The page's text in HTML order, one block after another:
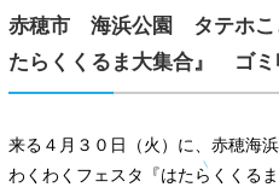
赤穂市 海浜公園 タテホこ
たらくくるま大集合』 ゴ
来る４月３０日（火）に、赤穂海
わくわくフェスタ『はたらくくる